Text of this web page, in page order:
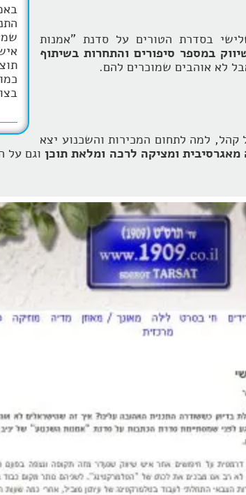
בסדרת הטורים על סדנת "אמנות
במספר סיפורים והתחרות בשיתוף
לא אוהבים שמוכרים להם.
קהל, למה לתחום המכירות והשכנוע יצא
ומציקה לרכה ומלאת תוכן וגם על